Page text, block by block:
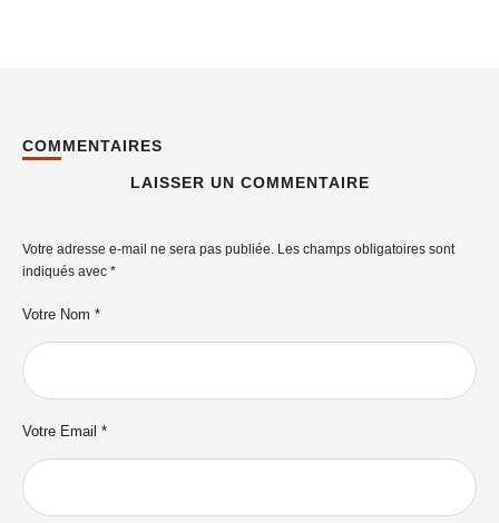
COMMENTAIRES
LAISSER UN COMMENTAIRE
Votre adresse e-mail ne sera pas publiée. Les champs obligatoires sont
indiqués avec *
Votre Nom *
Votre Email *